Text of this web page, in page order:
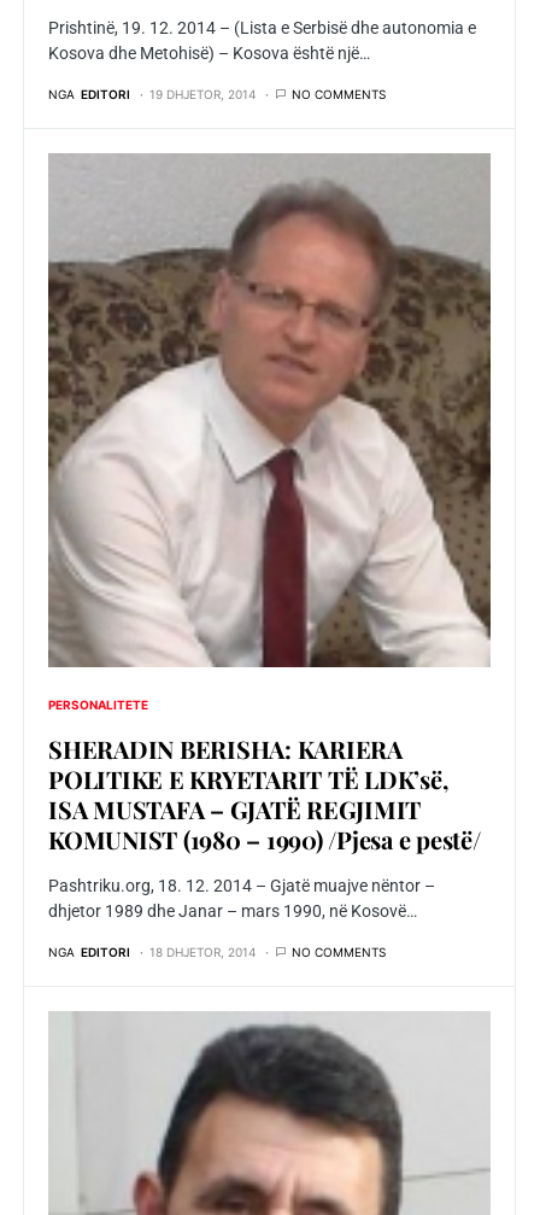
Prishtinë, 19. 12. 2014 – (Lista e Serbisë dhe autonomia e
Kosova dhe Metohisë) – Kosova është një…
NGA EDITORI 19 DHJETOR, 2014 NO COMMENTS
PERSONALITETE
SHERADIN BERISHA: KARIERA
POLITIKE E KRYETARIT TË LDK’së,
ISA MUSTAFA – GJATË REGJIMIT
KOMUNIST (1980 – 1990) /Pjesa e pestë/
Pashtriku.org, 18. 12. 2014 – Gjatë muajve nëntor –
dhjetor 1989 dhe Janar – mars 1990, në Kosovë…
NGA EDITORI 18 DHJETOR, 2014 NO COMMENTS